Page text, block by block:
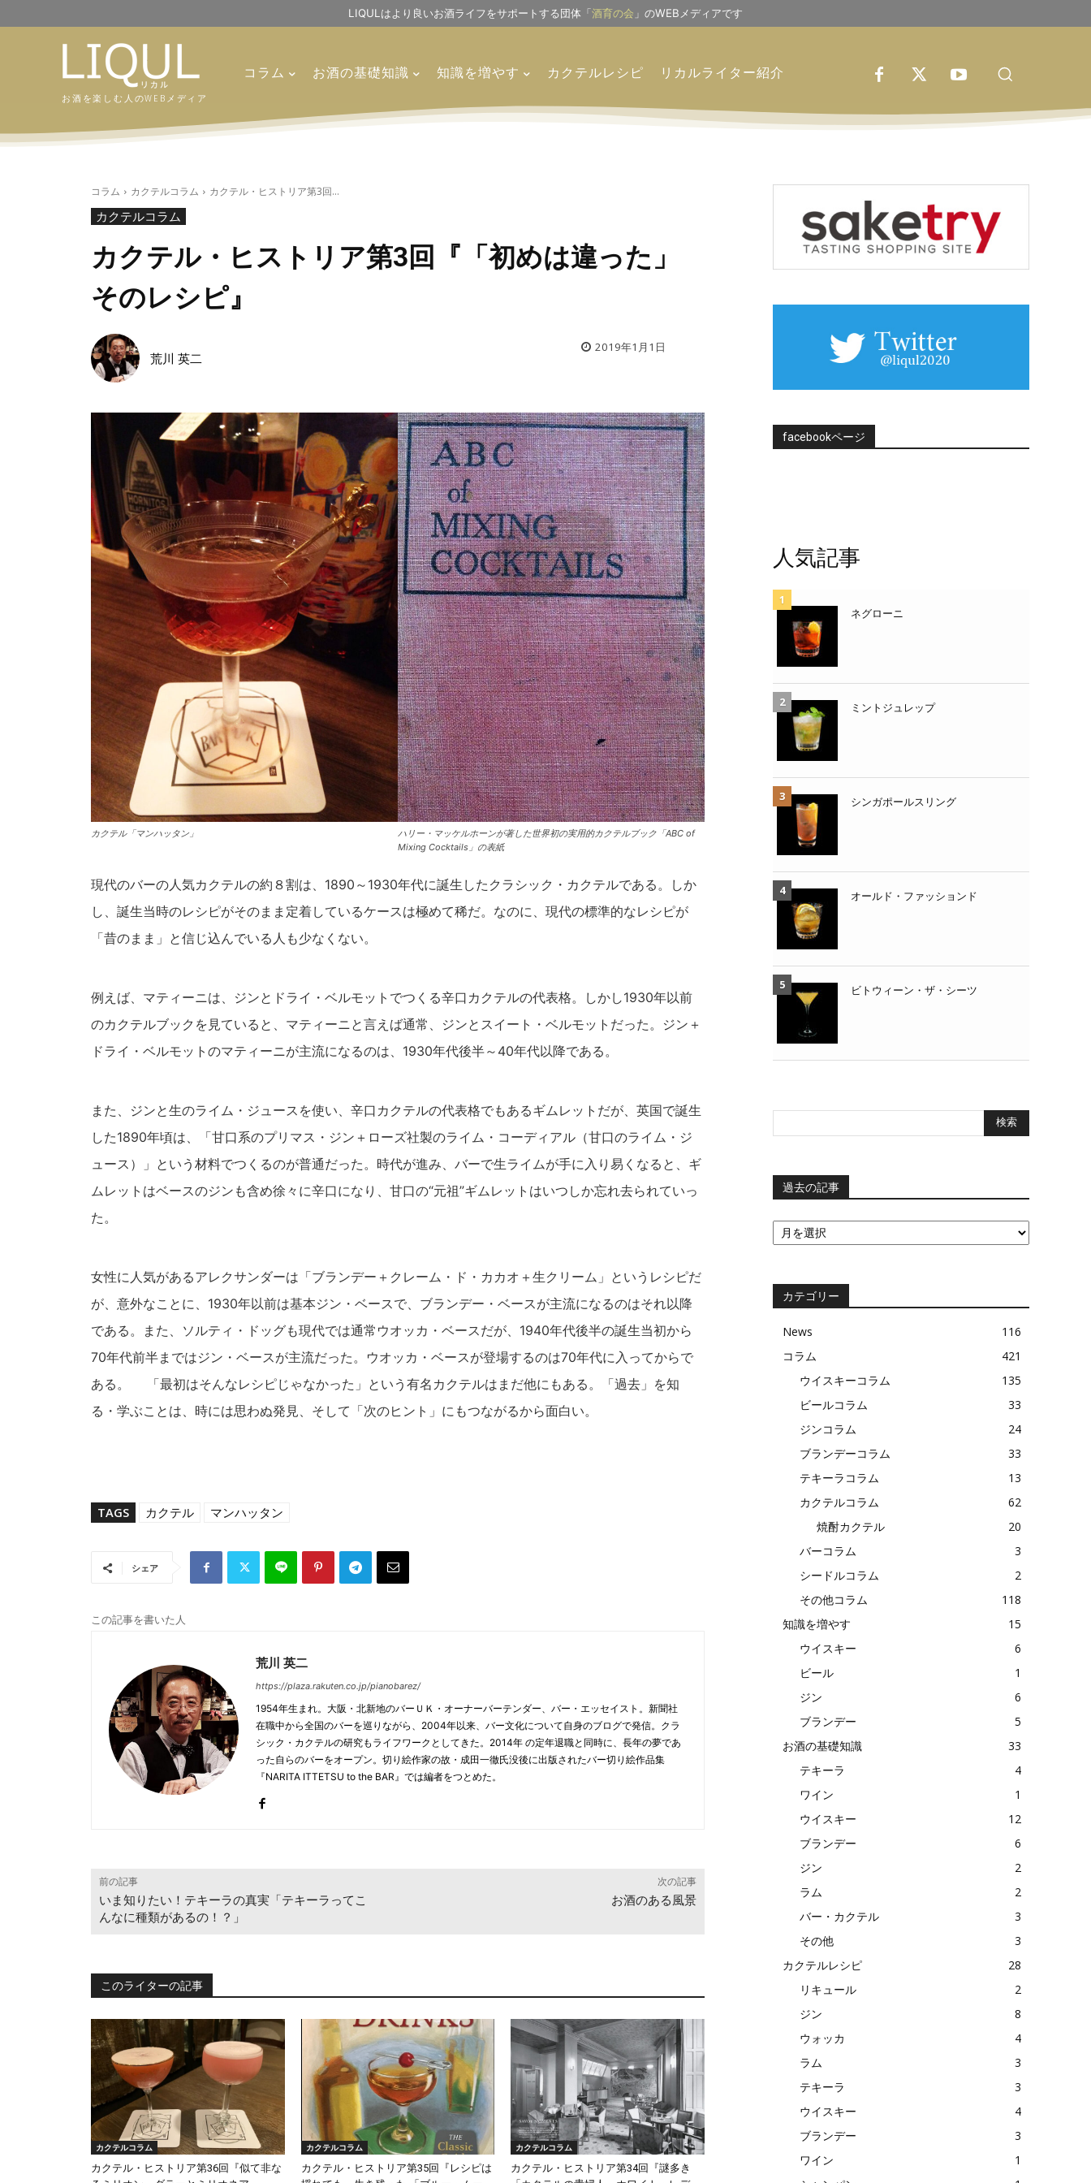
LIQULはより良いお酒ライフをサポートする団体「酒育の会 」のWEBメディアです
お酒を楽しむ人のWEBメディア
コラム お酒の基礎知識 知識を増やす カクテルレシピ リカルライター紹介
コラム カクテルコラム カクテル・ヒストリア第3回...
カクテルコラム
カクテル・ヒストリア第3回『「初めは違った」
そのレシピ』
荒川 英二
2019年1月1日
カクテル「マンハッタン」
ハリー・マッケルホーンが著した世界初の実用的カクテルブック「ABC of
Mixing Cocktails」の表紙
現代のバーの人気カクテルの約８割は、1890～1930年代に誕生したクラシック・カクテルである。しか
し、誕生当時のレシピがそのまま定着しているケースは極めて稀だ。なのに、現代の標準的なレシピが
「昔のまま」と信じ込んでいる人も少なくない。
例えば、マティーニは、ジンとドライ・ベルモットでつくる辛口カクテルの代表格。しかし1930年以前
のカクテルブックを見ていると、マティーニと言えば通常、ジンとスイート・ベルモットだった。ジン＋
ドライ・ベルモットのマティーニが主流になるのは、1930年代後半～40年代以降である。
また、ジンと生のライム・ジュースを使い、辛口カクテルの代表格でもあるギムレットだが、英国で誕生
した1890年頃は、「甘口系のプリマス・ジン＋ローズ社製のライム・コーディアル（甘口のライム・ジ
ュース）」という材料でつくるのが普通だった。時代が進み、バーで生ライムが手に入り易くなると、ギ
ムレットはベースのジンも含め徐々に辛口になり、甘口の“元祖”ギムレットはいつしか忘れ去られていっ
た。
女性に人気があるアレクサンダーは「ブランデー＋クレーム・ド・カカオ＋生クリーム」というレシピだ
が、意外なことに、1930年以前は基本ジン・ベースで、ブランデー・ベースが主流になるのはそれ以降
である。また、ソルティ・ドッグも現代では通常ウオッカ・ベースだが、1940年代後半の誕生当初から
70年代前半まではジン・ベースが主流だった。ウオッカ・ベースが登場するのは70年代に入ってからで
ある。 「最初はそんなレシピじゃなかった」という有名カクテルはまだ他にもある。「過去」を知
る・学ぶことは、時には思わぬ発見、そして「次のヒント」にもつながるから面白い。
TAGS カクテル マンハッタン
シェア
この記事を書いた人
荒川 英二
https://plaza.rakuten.co.jp/pianobarez/
1954年生まれ。大阪・北新地のバーＵＫ・オーナーバーテンダー、バー・エッセイスト。新聞社
在職中から全国のバーを巡りながら、2004年以来、バー文化について自身のブログで発信。クラ
シック・カクテルの研究もライフワークとしてきた。2014年 の定年退職と同時に、長年の夢であ
った自らのバーをオープン。切り絵作家の故・成田一徹氏没後に出版されたバー切り絵作品集
『NARITA ITTETSU to the BAR』では編者をつとめた。
前の記事
いま知りたい！テキーラの真実「テキーラってこ
んなに種類があるの！？」
次の記事
お酒のある風景
このライターの記事
カクテルコラム
カクテル・ヒストリア第36回『似て非な
カクテルコラム
カクテル・ヒストリア第35回『レシピは
カクテルコラム
カクテル・ヒストリア第34回『謎多き
facebookページ
人気記事
ネグローニ
ミントジュレップ
シンガポールスリング
オールド・ファッションド
ビトウィーン・ザ・シーツ
過去の記事
過
去
事
カテゴリー
News
116
コラム
421
ウイスキーコラム
135
ビールコラム
33
ジンコラム
24
ブランデーコラム
33
テキーラコラム
13
カクテルコラム
62
焼酎カクテル
20
バーコラム
3
シードルコラム
2
その他コラム
118
知識を増やす
15
ウイスキー
6
ビール
1
ジン
6
ブランデー
5
お酒の基礎知識
33
テキーラ
4
ワイン
1
ウイスキー
12
ブランデー
6
ジン
2
ラム
2
バー・カクテル
3
その他
3
カクテルレシピ
28
リキュール
2
ジン
8
ウォッカ
4
ラム
3
テキーラ
3
ウイスキー
4
ブランデー
3
ワイン
1